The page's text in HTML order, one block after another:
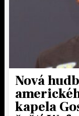
Nová
kapela